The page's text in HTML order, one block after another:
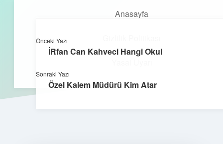
Anasayfa
aç
kefa.com.tr
Önceki Yazı
İRfan Can Kahveci Hangi Okul
Sonraki Yazı
Özel Kalem Müdürü Kim Atar